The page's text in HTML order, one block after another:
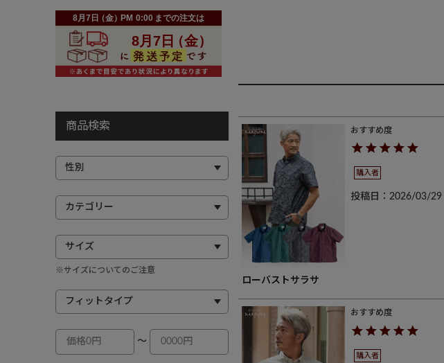
商品検索
※サイズについてのご注意
～
ローバストサラサ
購入者
投稿日 2026/03/29
購入者